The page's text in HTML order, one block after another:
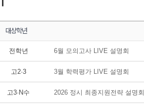
대상학년
전학년 6월 모의고사 LIVE 설명회
고2·3 3월 학력평가 LIVE 설명회
고3·N수 2026 정시 최종지원전략 설명회